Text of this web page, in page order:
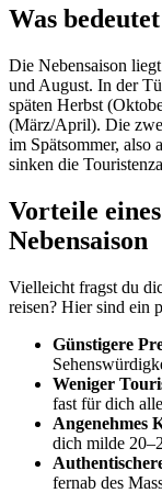
Was
Die Nebensaison
und August. In der
späten Herbst
(März/April). Die
im Spätsommer, also
sinken die
Vorteile
Nebensaison
Vielleicht fragst du
reisen? Hier sind ein
Günstigere
Weniger
fast für dich
Angenehmes
dich milde
fernab des